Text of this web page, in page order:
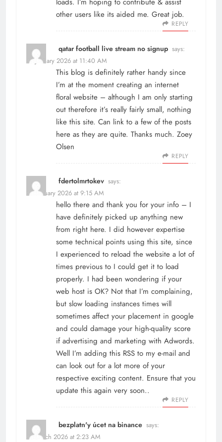
other users like its aided me. Great job.
REPLY
qatar football live stream no signup says:
14 January 2026 at 11:40 AM
This blog is definitely rather handy since
I’m at the moment creating an internet
floral website – although I am only starting
out therefore it’s really fairly small, nothing
like this site. Can link to a few of the posts
here as they are quite. Thanks much. Zoey
Olsen
REPLY
fdertolmrtokev says:
9 February 2026 at 9:15 AM
hello there and thank you for your info – I
have definitely picked up anything new
from right here. I did however expertise
some technical points using this site, since
I experienced to reload the website a lot of
times previous to I could get it to load
properly. I had been wondering if your
web host is OK? Not that I’m complaining,
but slow loading instances times will
sometimes affect your placement in google
and could damage your high-quality score
if advertising and marketing with Adwords.
Well I’m adding this RSS to my e-mail and
can look out for a lot more of your
respective exciting content. Ensure that you
update this again very soon..
REPLY
bezplatn'y úcet na binance says:
18 March 2026 at 2:23 AM